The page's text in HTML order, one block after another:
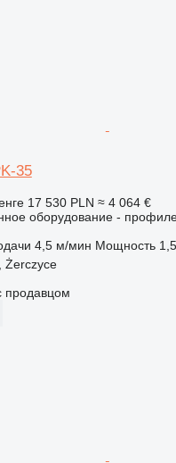
35
17 530 PLN ≈ 4 064 €
оборудование -
4,5 м/мин Мощность
Żerczyce
продавцом